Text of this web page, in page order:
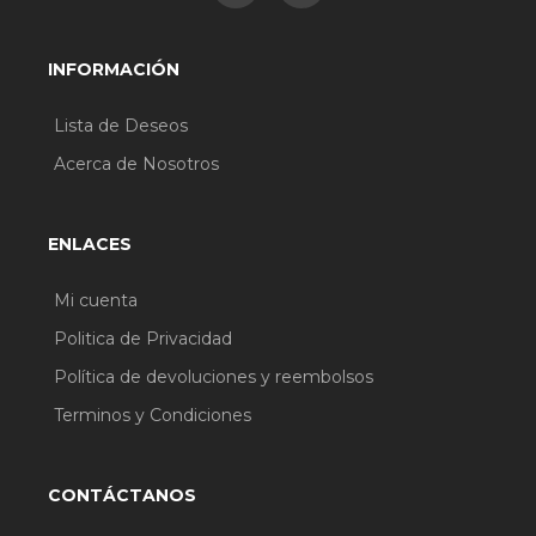
Butilenglicol Etilhexilglicerina Extracto de
INFORMACIÓN
Lista de Deseos
Acerca de Nosotros
ENLACES
Mi cuenta
Politica de Privacidad
Política de devoluciones y reembolsos
Terminos y Condiciones
CONTÁCTANOS